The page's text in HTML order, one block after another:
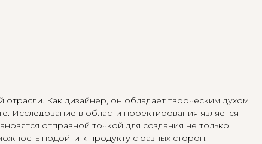
Как дизайнер, он обладает творческим духом
Исследование в области проектирования является
отправной точкой для создания не только
подойти к продукту с разных сторон;